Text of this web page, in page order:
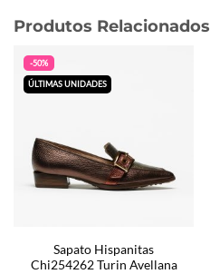
Produtos Relacionados
-50%
ÚLTIMAS UNIDADES
Sapato Hispanitas
Chi254262 Turin Avellana